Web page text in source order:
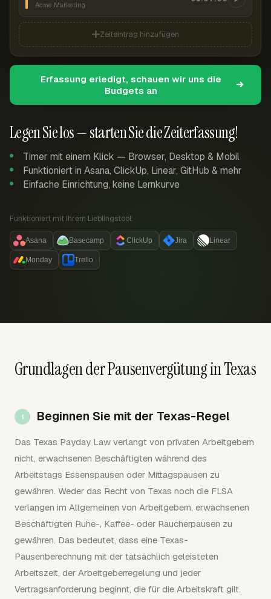
Legen Sie los — starten Sie die Zeiterfassung!
Timer mit einem Klick — Browser, Desktop & Mobil
Funktioniert in Asana, ClickUp, Linear, GitHub & mehr
Einfache Einrichtung, keine Lernkurve
Funktioniert mit Ihrem Lieblingstool:
Asana Basecamp ClickUp Jira Linear
Monday Trello
Acme Marketing
Zeiteintrag hinzufügen
Erfassung erledigt, schauen wir uns die
Budgets an
Grundlagen der Pausenvergütung in Texas
Beginnen Sie mit der Texas-Regel
Das Texas Payday Law verlangt von privaten Arbeitgebern
nicht, erwachsenen Beschäftigten während des
Arbeitstags Essenspausen oder Mittagspausen zu
gewähren. Weder das Recht von Texas noch die FLSA
verlangen im Allgemeinen von Arbeitgebern, erwachsenen
Beschäftigten Ruhe-, Kaffee- oder Raucherpausen zu
gewähren. Das bedeutet, dass eine Texas-
Pausenberechnung mit der tatsächlich geleisteten
Arbeitszeit, der Arbeitgeberregelung und jeder
Vertragsanforderung beginnt, die für die Arbeitskraft gilt.